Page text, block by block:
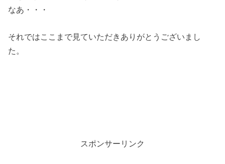
なあ・・・
それではここまで見ていただきありがとうございまし
た。
スポンサーリンク